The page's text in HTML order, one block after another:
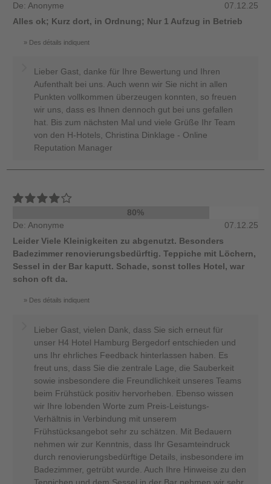
De: Anonyme
07.12.25
Alles ok; Kurz dort, in Ordnung; Nur 1 Aufzug in Betrieb
Des détails indiquent
Lieber Gast, danke für Ihre Bewertung und Ihren
Aufenthalt bei uns. Auch wenn wir Sie nicht in allen
Punkten vollkommen überzeugen konnten, so freuen
wir uns, dass es Ihnen dennoch gut bei uns gefallen
hat. Bis zum nächsten Mal und viele Grüße Ihr Team
von den H-Hotels, Christina Dinklage - Online
Reputation Manager
80%
De: Anonyme
07.12.25
Leider Viele Kleinigkeiten zu abgenutzt. Besonders
Badezimmer renovierungsbedürftig. Teppiche mit Löchern,
Sessel in der Bar kaputt. Schade, sonst tolles Hotel, war
schon oft da.
Des détails indiquent
Lieber Gast, vielen Dank, dass Sie sich erneut für
unser H4 Hotel Hamburg Bergedorf entschieden und
uns Ihr ehrliches Feedback hinterlassen haben. Es
freut uns, dass Sie die zentrale Lage, die Sauberkeit
sowie insbesondere die Freundlichkeit unseres Teams
beim Frühstück positiv hervorheben. Ebenso wissen
wir Ihre lobenden Worte zum Preis-Leistungs-
Verhältnis in Verbindung mit unserem
Frühstücksangebot sehr zu schätzen. Mit Bedauern
nehmen wir zur Kenntnis, dass Ihr Gesamteindruck
durch renovierungsbedürftige Details, insbesondere im
Badezimmer, getrübt wurde. Auch Ihre Hinweise zu den
Teppichen und dem Sessel in der Bar nehmen wir sehr